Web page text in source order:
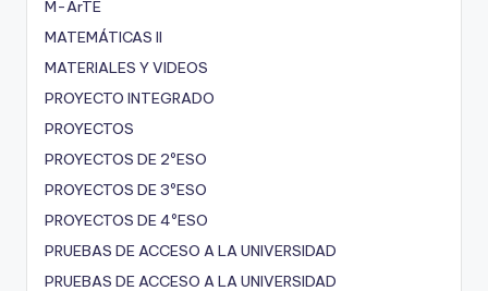
M-ArTE
MATEMÁTICAS II
MATERIALES Y VIDEOS
PROYECTO INTEGRADO
PROYECTOS
PROYECTOS DE 2ºESO
PROYECTOS DE 3ºESO
PROYECTOS DE 4ºESO
PRUEBAS DE ACCESO A LA UNIVERSIDAD
PRUEBAS DE ACCESO A LA UNIVERSIDAD